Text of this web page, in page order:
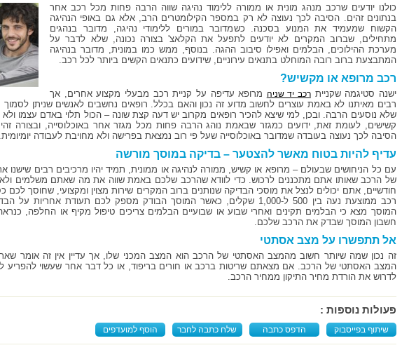
כולנו יודעים שרכב מנהג מונית או ממורה ללימוד נהיגה שווה הרבה פחות מכל רכב אחר
בנתונים זהים. הסיבה לכך נעוצה לא רק במספר הקילומטרים הרב, אלא גם באופי הנהיגה
הקשוח שמעמיד את המנוע בסכנה. כשמדובר במורים ללימודי נהיגה, מדובר בנהגים
מתחילים, שברוב המקרים לא יודעים לתפעל את הקלאצ' בצורה נכונה, שלא לדבר על
מערכת ההילוכים, הבלמים ואפילו סיבוב ההגה. בנוסף, ממש כמו במונית, מדובר בנהיגה
המתבצעת ברוב רובה המוחלט בתנאים עירוניים, שידועים כתנאים הקשים ביותר לכל רכב.
רכב מרופא או מקשיש?
ישנה סטיגמה שקנייתרכב יד שניה מרופא עדיפה על קניית רכב מבעלי מקצוע אחרים, אך
רבים מאיתנו לא באמת עוצרים לחשוב מדוע זה נכון והאם בכלל. רופאים נחשבים לאנשים שניתן לסמוך
שלא נוסעים הרבה. ובכן, למי שיצא להכיר רופאים מקרוב יש דעה קצת שונה – הכול תלוי באדם עצמו
קשישים, לעומת זאת, ידועים כמגזר שבאמת נוהג הרבה פחות מכל מגזר אחר באוכלוסייה, ובצורה
הסיבה לכך נעוצה בעובדה שמדובר באוכלוסייה שעל פי רוב נמצאת בפרישה ולא מחויבת לעבודה יומיומית.
עדיף להיות בטוח מאשר להצטער – בדיקה במוסך מורשה
עם כל הניחושים שבעולם – מרופא או קשיש, ממורה לנהיגה או ממונית, תמיד יהיו מרכיבים רבים שישנו
של הרכב שאותו אתם מתכננים לרכוש. כדי לוודא שהרכב שלכם באמת שווה את מה שאתם משלמים ולא
חודשיים, אתם יכולים לנצל את מוסכי הבדיקה שנותנים ברוב המקרים שירות מצוין ומקצועי, שחוסך
רכב ממוצעת נעה בין 500 ל-1,000 שקלים, כאשר המוסך הבודק מספק לכם תעודת
המוסך מצא כי הבלמים תקינים ואחרי שבוע או שבועיים הבלמים צריכים טיפול מקיף או החלפה,
חשבון המוסך שבדק את הרכב שלכם.
אל תתפשרו על מצב אסתטי
זה נכון שמה שיותר חשוב מהמצב האסתטי של הרכב הוא המצב המכני שלו, אך עדיין אין זה אומר
המצב האסתטי של הרכב. אם מצאתם שריטות ברכב או חורים בריפוד, או כל דבר אחר שעשוי להפריע
לדרוש את הורדת מחיר התיקון ממחיר הרכב.
פעולות נוספות :
שיתוף בפייסבוק הדפס כתבה שלח כתבה לחבר הוסף למועדפים